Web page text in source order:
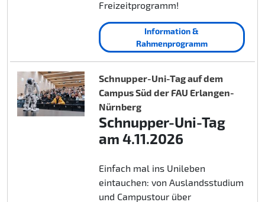
Freizeitprogramm!
Information &
Rahmenprogramm
Schnupper-Uni-Tag auf dem
Campus Süd der FAU Erlangen-
Nürnberg
Schnupper-Uni-Tag
am 4.11.2026
Einfach mal ins Unileben
eintauchen: von Auslandsstudium
und Campustour über